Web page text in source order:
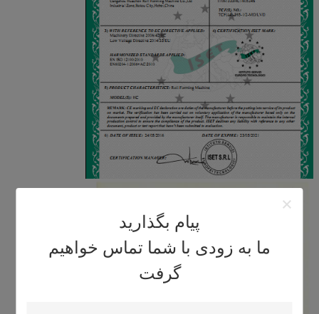
پیام بگذارید
ما به زودی با شما تماس خواهیم
گرفت